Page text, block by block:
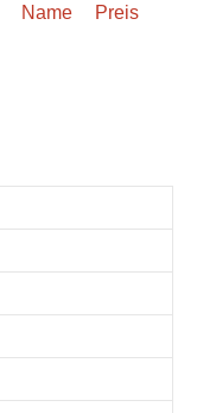
Name Preis